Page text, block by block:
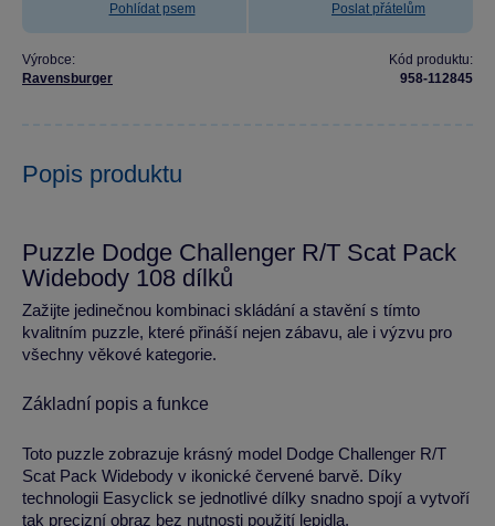
Pohlídat psem Poslat přátelům
Výrobce:
Ravensburger
Kód produktu:
958-112845
Popis produktu
Puzzle Dodge Challenger R/T Scat Pack
Widebody 108 dílků
Zažijte jedinečnou kombinaci skládání a stavění s tímto
kvalitním puzzle, které přináší nejen zábavu, ale i výzvu pro
všechny věkové kategorie.
Základní popis a funkce
Toto puzzle zobrazuje krásný model Dodge Challenger R/T
Scat Pack Widebody v ikonické červené barvě. Díky
technologii Easyclick se jednotlivé dílky snadno spojí a vytvoří
tak precizní obraz bez nutnosti použití lepidla.